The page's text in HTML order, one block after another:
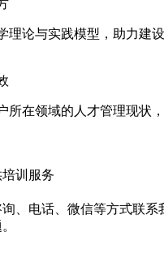
理论与实践模型，助力建
所在领域的人才管理现状
训服务
、电话、微信等方式联系